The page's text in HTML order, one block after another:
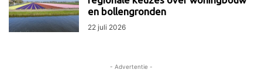
en bollengronden
22 juli 2026
- Advertentie -